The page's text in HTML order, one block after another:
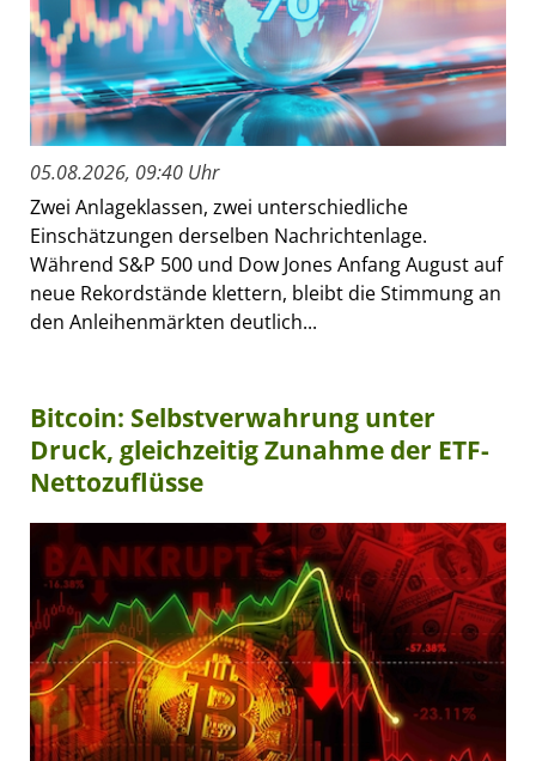
05.08.2026, 09:40 Uhr
Zwei Anlageklassen, zwei unterschiedliche
Einschätzungen derselben Nachrichtenlage.
Während S&P 500 und Dow Jones Anfang August auf
neue Rekordstände klettern, bleibt die Stimmung an
den Anleihenmärkten deutlich...
Bitcoin: Selbstverwahrung unter
Druck, gleichzeitig Zunahme der ETF-
Nettozuflüsse